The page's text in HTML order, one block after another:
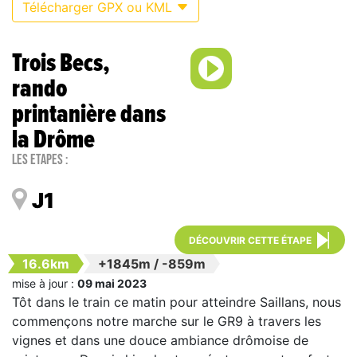
Télécharger GPX ou KML
Trois Becs,
rando
printanière dans
la Drôme
Les étapes :
J1
DÉCOUVRIR CETTE ÉTAPE
16.6km +1845m / -859m
mise à jour : 09 mai 2023
Tôt dans le train ce matin pour atteindre Saillans, nous
commençons notre marche sur le GR9 à travers les
vignes et dans une douce ambiance drômoise de